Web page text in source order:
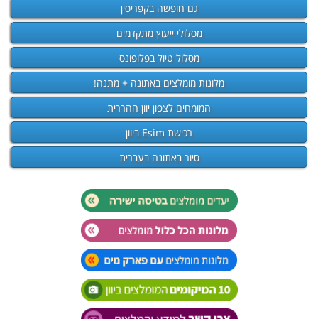
גם חופשה בקפריסין
מסלולי ייעוץ מתקדמים
מסלול טיול בפלופונס
מלונות מומלצים באתונה + מתנה!
המומחים לצפון יוון ההררית
רכישת Esim ביוון
סיור באתונה בעברית